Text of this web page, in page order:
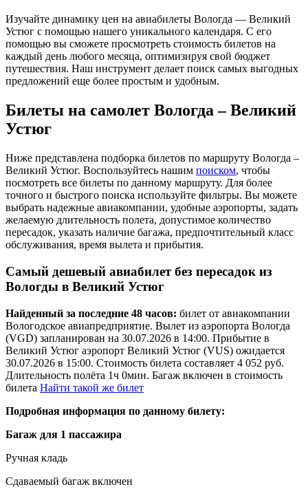
Изучайте динамику цен на авиабилеты Вологда — Великий
Устюг с помощью нашего уникального календаря. С его
помощью вы сможете просмотреть стоимость билетов на
каждый день любого месяца, оптимизируя свой бюджет
путешествия. Наш инструмент делает поиск самых выгодных
предложений еще более простым и удобным.
Билеты на самолет Вологда – Великий
Устюг
Ниже представлена подборка билетов по маршруту Вологда –
Великий Устюг. Воспользуйтесь нашим поиском, чтобы
посмотреть все билеты по данному маршруту. Для более
точного и быстрого поиска используйте фильтры. Вы можете
выбрать надежные авиакомпании, удобные аэропорты, задать
желаемую длительность полета, допустимое количество
пересадок, указать наличие багажа, предпочтительный класс
обслуживания, время вылета и прибытия.
Самый дешевый авиабилет без пересадок из
Вологды в Великий Устюг
Найденный за последние 48 часов: билет от авиакомпании
Вологодское авиапредприятие. Вылет из аэропорта Вологда
(VGD) запланирован на 30.07.2026 в 14:00. Прибытие в
Великий Устюг аэропорт Великий Устюг (VUS) ожидается
30.07.2026 в 15:00. Стоимость билета составляет 4 052 руб.
Длительность полёта 1ч 0мин. Багаж включен в стоимость
билета Найти такой же билет
Подробная информация по данному билету:
Багаж для 1 пассажира
Ручная кладь
Сдаваемый багаж включен